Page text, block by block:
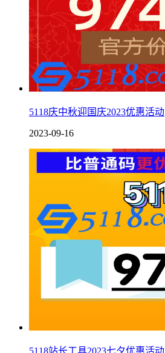
5118庆中秋迎国庆2023优惠活动
2023-09-16